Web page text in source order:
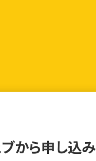
から申し込み